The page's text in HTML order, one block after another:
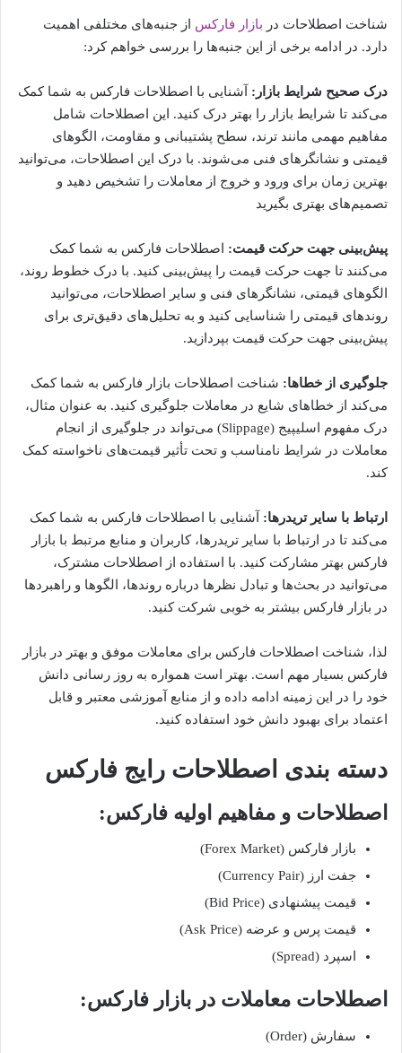
شناخت اصطلاحات در بازار فارکس از جنبه‌های مختلفی اهمیت
دارد. در ادامه برخی از این جنبه‌ها را بررسی خواهم کرد:
درک صحیح شرایط بازار: آشنایی با اصطلاحات فارکس به شما کمک
می‌کند تا شرایط بازار را بهتر درک کنید. این اصطلاحات شامل
مفاهیم مهمی مانند ترند، سطح پشتیبانی و مقاومت، الگوهای
قیمتی و نشانگرهای فنی می‌شوند. با درک این اصطلاحات، می‌توانید
بهترین زمان برای ورود و خروج از معاملات را تشخیص دهید و
تصمیم‌های بهتری بگیرید
پیش‌بینی جهت حرکت قیمت:
اصطلاحات فارکس به شما کمک
می‌کنند تا جهت حرکت قیمت را پیش‌بینی کنید. با درک خطوط روند،
الگوهای قیمتی، نشانگرهای فنی و سایر اصطلاحات، می‌توانید
روندهای قیمتی را شناسایی کنید و به تحلیل‌های دقیق‌تری برای
پیش‌بینی جهت حرکت قیمت بپردازید.
جلوگیری از خطاها: شناخت اصطلاحات بازار فارکس به شما کمک
می‌کند از خطاهای شایع در معاملات جلوگیری کنید. به عنوان مثال،
درک مفهوم اسلیپیج (Slippage) می‌تواند در جلوگیری از انجام
معاملات در شرایط نامناسب و تحت تأثیر قیمت‌های ناخواسته کمک
کند.
ارتباط با سایر تریدرها: آشنایی با اصطلاحات فارکس به شما کمک
می‌کند تا در ارتباط با سایر تریدرها، کاربران و منابع مرتبط با بازار
فارکس بهتر مشارکت کنید. با استفاده از اصطلاحات مشترک،
می‌توانید در بحث‌ها و تبادل نظرها درباره روندها، الگوها و راهبردها
در بازار فارکس بیشتر به خوبی شرکت کنید.
لذا، شناخت اصطلاحات فارکس برای معاملات موفق و بهتر در بازار
فارکس بسیار مهم است. بهتر است همواره به روز رسانی دانش
خود را در این زمینه ادامه داده و از منابع آموزشی معتبر و قابل
اعتماد برای بهبود دانش خود استفاده کنید.
دسته بندی اصطلاحات رایج فارکس
اصطلاحات و مفاهیم اولیه فارکس:
بازار فارکس (Forex Market)
جفت ارز (Currency Pair)
قیمت پیشنهادی (Bid Price)
قیمت پرس و عرضه (Ask Price)
اسپرد (Spread)
اصطلاحات معاملات در بازار فارکس:
سفارش (Order)